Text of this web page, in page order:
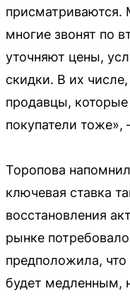
присматриваются.
многие звонят по
уточняют цены,
скидки. В их
продавцы,
покупатели тоже»,
Торопова
ключевая ставка
восстановления
рынке
предположила, что
будет медленным,